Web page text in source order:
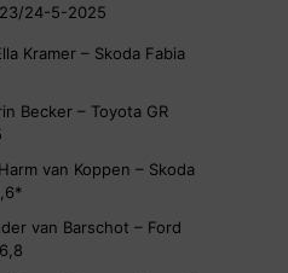
23/24-5-2025
Kramer – Skoda Fabia
Becker – Toyota GR
van Koppen – Skoda
van Barschot – Ford